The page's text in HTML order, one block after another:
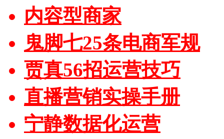
内容型商家
鬼脚七25条电商军规
贾真56招运营技巧
直播营销实操手册
宁静数据化运营